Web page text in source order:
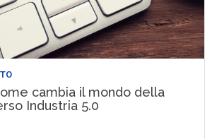
cambia il mondo della
Industria 5.0